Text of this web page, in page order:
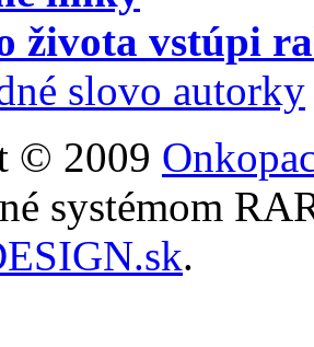
života vstúpi
slovo autorky
© 2009
systémom
.